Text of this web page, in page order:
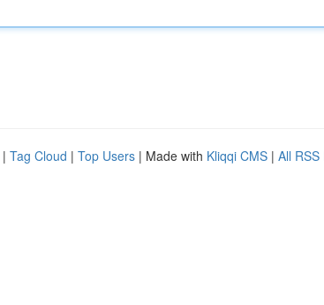
| Tag Cloud | Top Users | Made with Kliqqi CMS | All